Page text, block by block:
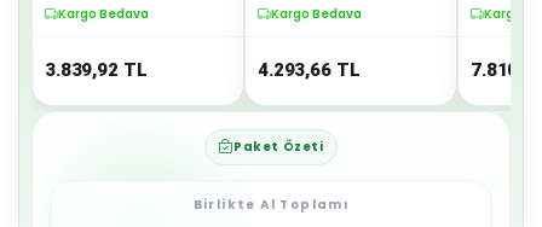
Lisinya
Kargo Bedava
3.839,92 TL
Taşınabilir - Lisinya
Kargo Bedava
4.293,66 TL
Lisinya
Kargo
Paket Özeti
Birlikte Al Toplamı